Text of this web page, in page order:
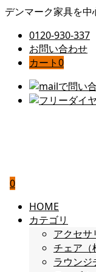
デンマーク家具を中
0120-930-337
お問い合わせ
カート0
0
HOME
カテゴリ
アクセサ
チェア（
ラウンジ